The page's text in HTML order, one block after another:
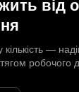
від
кількість —
робочого
Патрони
Кабельна